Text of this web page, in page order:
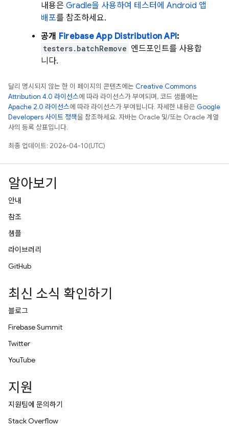
내용은 Gradle을 사용하여 테스터에 Android 앱
배포를 참조하세요.
공개 FirebaseApp DistributionAPI:
testers.batchRemove 엔드포인트를 사용합
니다.
달리 명시되지 않는 한 이 페이지의 콘텐츠에는 Creative Commons
Attribution 4.0 라이선스에 따라 라이선스가 부여되며, 코드 샘플에는
Apache 2.0 라이선스에 따라 라이선스가 부여됩니다. 자세한 내용은 Google
Developers 사이트 정책을 참조하세요. 자바는 Oracle 및/또는 Oracle 계열
사의 등록 상표입니다.
최종 업데이트: 2026-04-10(UTC)
알아보기
안내
참조
샘플
라이브러리
GitHub
최신 소식 확인하기
블로그
Firebase Summit
Twitter
YouTube
지원
지원팀에 문의하기
Stack Overflow